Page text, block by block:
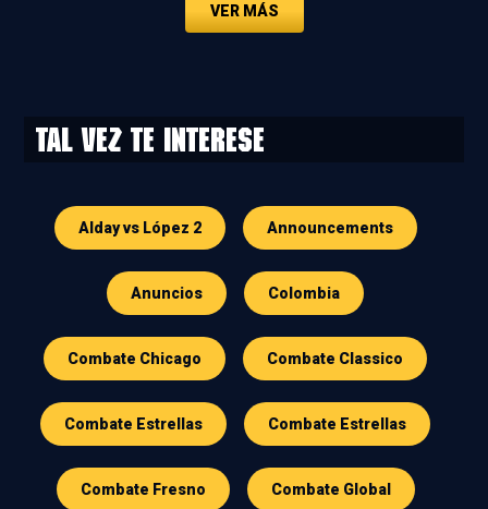
VER MÁS
Tal vez te interese
Alday vs López 2 Announcements
Anuncios Colombia
Combate Chicago Combate Classico
Combate Estrellas Combate Estrellas
Combate Fresno Combate Global